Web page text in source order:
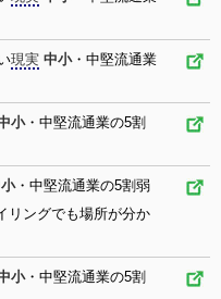
現実 中小・中堅流通業
小・中堅流通業の5割
・中堅流通業の5割弱
リングでも場所が分か
小・中堅流通業の5割